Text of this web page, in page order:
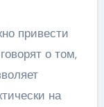
привести
о том,
на